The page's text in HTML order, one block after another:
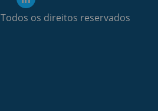
Todos os direitos reservados